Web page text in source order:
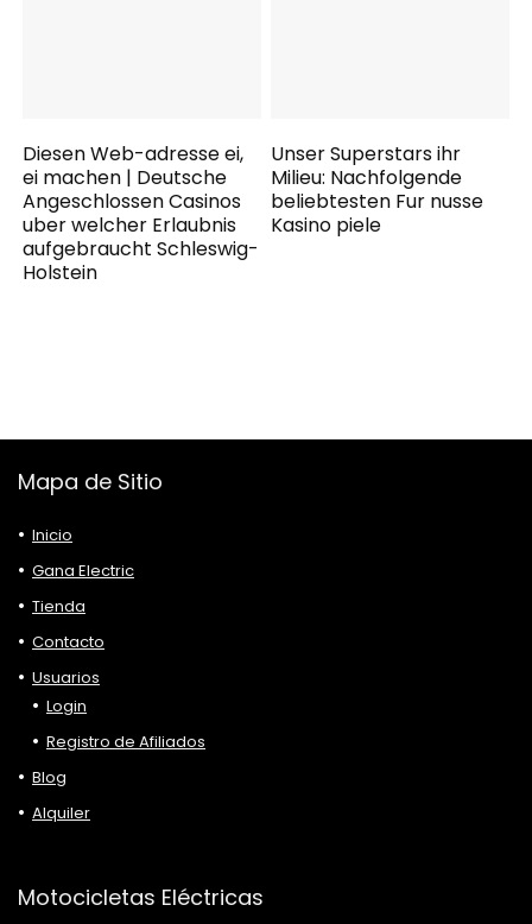
Diesen Web-adresse ei,
ei machen | Deutsche
Angeschlossen Casinos
uber welcher Erlaubnis
aufgebraucht Schleswig-
Holstein
Unser Superstars ihr
Milieu: Nachfolgende
beliebtesten Fur nusse
Kasino piele
Mapa de Sitio
Inicio
Gana Electric
Tienda
Contacto
Usuarios
Login
Registro de Afiliados
Blog
Alquiler
Motocicletas Eléctricas